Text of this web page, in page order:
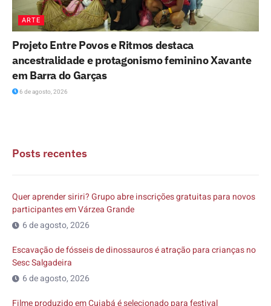
ARTE
Projeto Entre Povos e Ritmos destaca
ancestralidade e protagonismo feminino Xavante
em Barra do Garças
6 de agosto, 2026
Posts recentes
Quer aprender siriri? Grupo abre inscrições gratuitas para novos
participantes em Várzea Grande
6 de agosto, 2026
Escavação de fósseis de dinossauros é atração para crianças no
Sesc Salgadeira
6 de agosto, 2026
Filme produzido em Cuiabá é selecionado para festival